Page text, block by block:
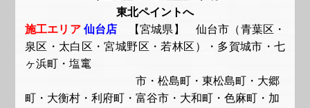
東北ペイントへ
施工エリア 仙台店
【宮城県】 仙台市（青葉区・
泉区・太白区・宮城野区・若林区）・多賀城市・七
ヶ浜町・塩竃
市・松島町・東松島町・大郷
町・大衡村・利府町・富谷市・大和町・色麻町・加